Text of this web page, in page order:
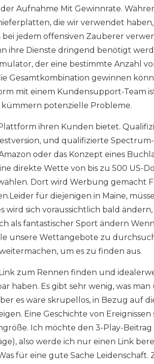
Aufnahme Mit Gewinnrate.
die wir verwendet
jedem offensiven Zauberer
ihre Dienste dringend benötigt
der eine bestimmte Anzahl
Gesamtkombination gewinnen
mit einem Kundensupport-Team
potenzielle Probleme.
ihren Kunden bietet.
und qualifizierte
oder das Konzept eines
direkte Wette von bis zu 500 US-
Dort wird Werbung gemacht
für diejenigen in Maine,
sich voraussichtlich bald
als fantastischer Sport ändern
unsere Wettangebote zu
um es zu finden aus.
zum Rennen finden und
haben. Es gibt sehr wenig, was man
es wäre skrupellos, in Bezug auf
Eine Geschichte von Ereignissen
Ich möchte den 3-Play-
also werde ich nur einen Link
für eine gute Sache Leidenschaft.